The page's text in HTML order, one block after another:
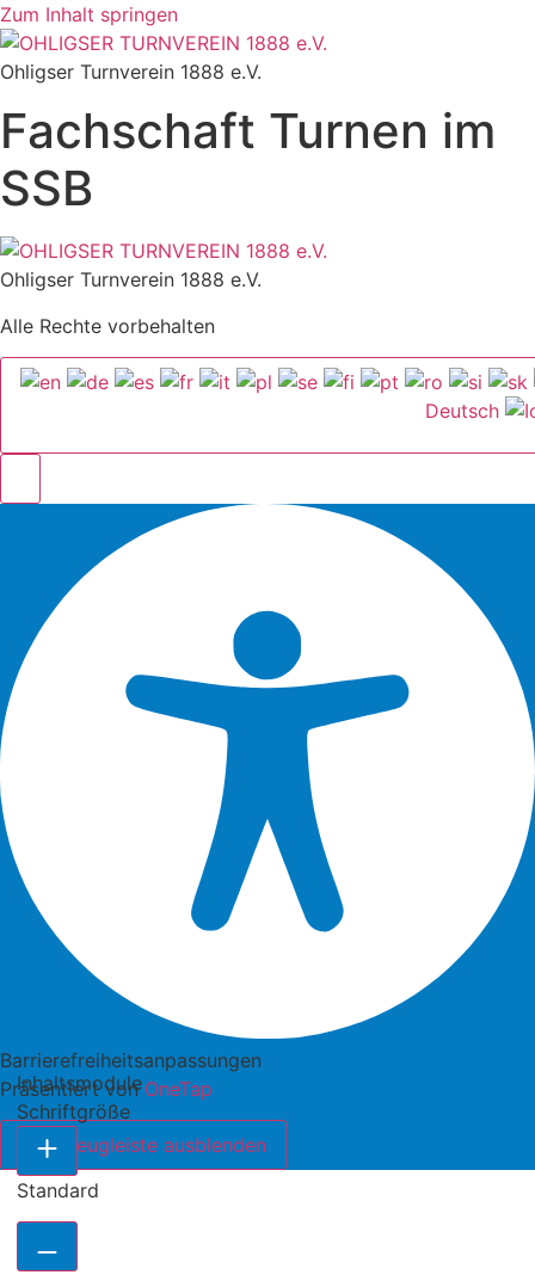
Zum Inhalt springen
Ohligser Turnverein 1888 e.V.
Fachschaft Turnen im
SSB
Ohligser Turnverein 1888 e.V.
Alle Rechte vorbehalten
Deutsch
Barrierefreiheitsanpassungen
Präsentiert vonOneTap
Werkzeugleiste ausblenden
Inhaltsmodule
Schriftgröße
Standard